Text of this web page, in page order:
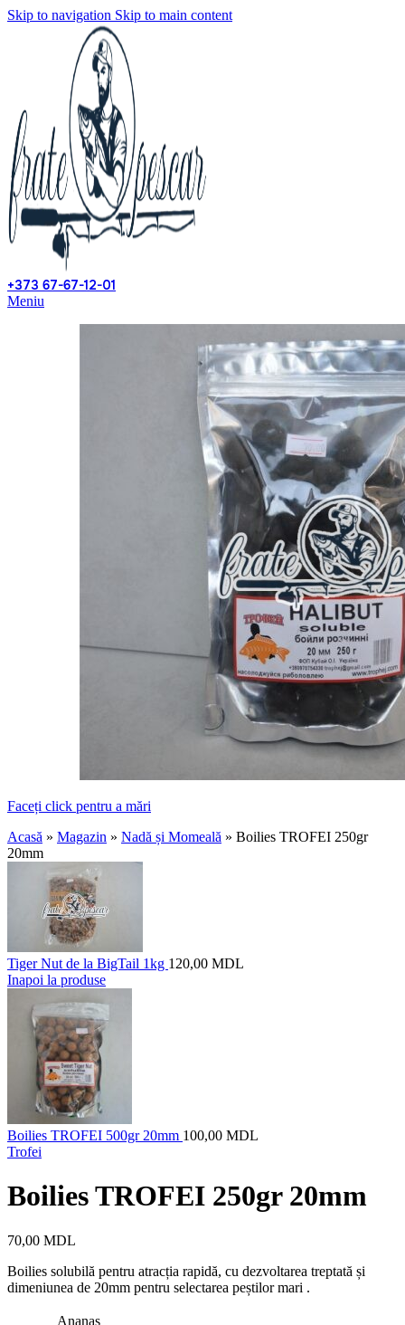
Skip to navigation Skip to main content
+373 67-67-12-01
Meniu
Faceți click pentru a mări
Acasă » Magazin » Nadă și Momeală » Boilies TROFEI 250gr
20mm
Tiger Nut de la BigTail 1kg 120,00 MDL
Inapoi la produse
Boilies TROFEI 500gr 20mm 100,00 MDL
Trofei
Boilies TROFEI 250gr 20mm
70,00 MDL
Boilies solubilă pentru atracția rapidă, cu dezvoltarea treptată și
dimeniunea de 20mm pentru selectarea peștilor mari .
Ananas